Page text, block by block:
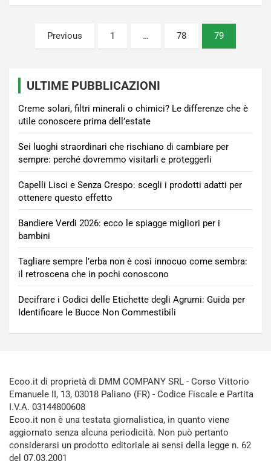
Paginazione
degli
Previous 1 … 78 79
ULTIME PUBBLICAZIONI
Creme solari, filtri minerali o chimici? Le differenze che è
utile conoscere prima dell’estate
Sei luoghi straordinari che rischiano di cambiare per
sempre: perché dovremmo visitarli e proteggerli
Capelli Lisci e Senza Crespo: scegli i prodotti adatti per
ottenere questo effetto
Bandiere Verdi 2026: ecco le spiagge migliori per i
bambini
Tagliare sempre l’erba non è così innocuo come sembra:
il retroscena che in pochi conoscono
Decifrare i Codici delle Etichette degli Agrumi: Guida per
Identificare le Bucce Non Commestibili
Ecoo.it di proprietà di DMM COMPANY SRL - Corso Vittorio
Emanuele II, 13, 03018 Paliano (FR) - Codice Fiscale e Partita
I.V.A. 03144800608
Ecoo.it non è una testata giornalistica, in quanto viene
aggiornato senza alcuna periodicità. Non può pertanto
considerarsi un prodotto editoriale ai sensi della legge n. 62
del 07.03.2001